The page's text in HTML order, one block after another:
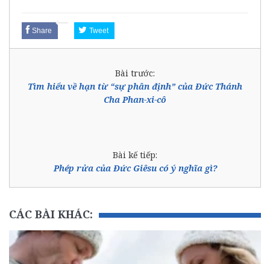
Share Tweet
Bài trước:
Tìm hiểu về hạn từ “sự phân định” của Đức Thánh
Cha Phan-xi-cô
Bài kế tiếp:
Phép rửa của Đức Giêsu có ý nghĩa gì?
CÁC BÀI KHÁC: